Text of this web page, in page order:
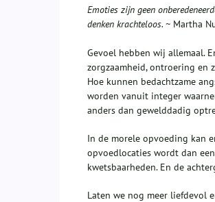
Emoties zijn geen
denken krachteloos. ~ Martha
Gevoel hebben wij allemaal.
zorgzaamheid, ontroering en
Hoe kunnen bedachtzame
worden vanuit integer
anders dan gewelddadig
In de morele opvoeding kan
opvoedlocaties wordt dan
kwetsbaarheden. En de
Laten we nog meer liefdevol